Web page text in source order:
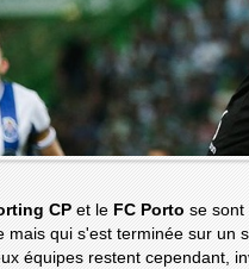
CP et le FC Porto se sont
mais qui s'est terminée sur un
équipes restent cependant,